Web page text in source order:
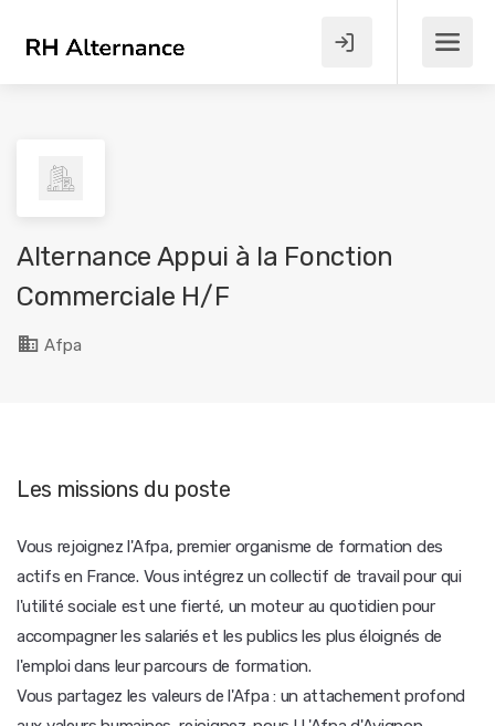
Alternance Appui à la Fonction
Commerciale H/F
Afpa
Les missions du poste
Vous rejoignez l'Afpa, premier organisme de formation des
actifs en France. Vous intégrez un collectif de travail pour qui
l'utilité sociale est une fierté, un moteur au quotidien pour
accompagner les salariés et les publics les plus éloignés de
l'emploi dans leur parcours de formation.
Vous partagez les valeurs de l'Afpa : un attachement profond